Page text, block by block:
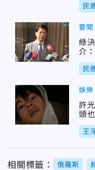
民
要聞
綠
介
民
娛樂
許
頭
王
相關標籤： 俄羅斯